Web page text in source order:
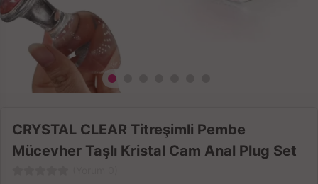
CRYSTAL CLEAR Titreşimli Pembe
Mücevher Taşlı Kristal Cam Anal Plug Set